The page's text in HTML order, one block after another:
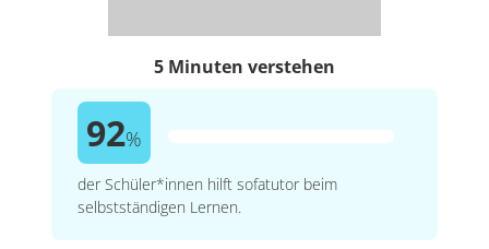
5 Minuten verstehen
92%
der Schüler*innen hilft sofatutor beim
selbstständigen Lernen.